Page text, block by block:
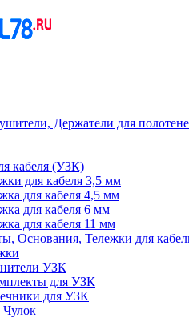
Держатели для
кабеля (УЗК)
для кабеля 3,5 мм
для кабеля 4,5 мм
для кабеля 6 мм
для кабеля 11 мм
Основания, Тележки для
УЗК
для УЗК
для УЗК